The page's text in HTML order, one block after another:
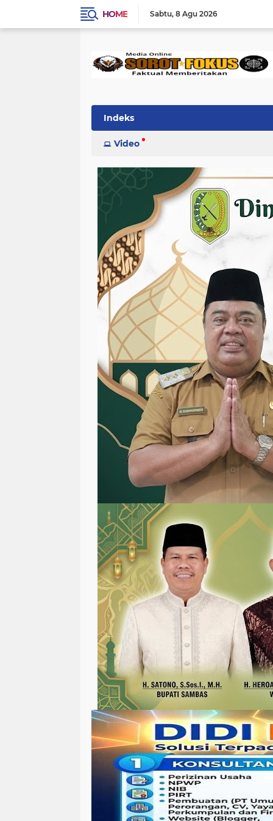
HOME Sabtu 8 Agu 2026
Indeks
Video